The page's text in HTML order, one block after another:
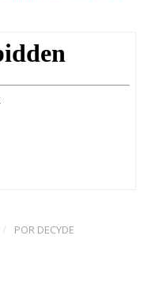
/ POR DECYDE